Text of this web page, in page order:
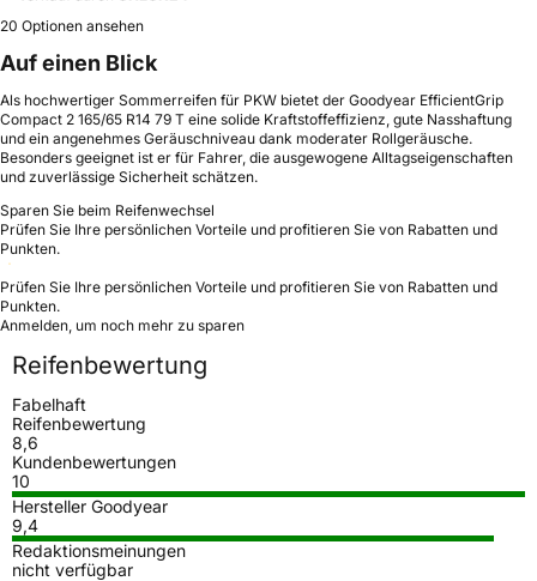
20 Optionen ansehen
Auf einen Blick
Als hochwertiger Sommerreifen für PKW bietet der Goodyear EfficientGrip
Compact 2 165/65 R14 79 T eine solide Kraftstoffeffizienz, gute Nasshaftung
und ein angenehmes Geräuschniveau dank moderater Rollgeräusche.
Besonders geeignet ist er für Fahrer, die ausgewogene Alltagseigenschaften
und zuverlässige Sicherheit schätzen.
Sparen Sie beim Reifenwechsel
Prüfen Sie Ihre persönlichen Vorteile und profitieren Sie von Rabatten und
Punkten.
Prüfen Sie Ihre persönlichen Vorteile und profitieren Sie von Rabatten und
Punkten.
Anmelden, um noch mehr zu sparen
Reifenbewertung
Fabelhaft
Reifenbewertung
8,6
Kundenbewertungen
10
Hersteller Goodyear
9,4
Redaktionsmeinungen
nicht verfügbar